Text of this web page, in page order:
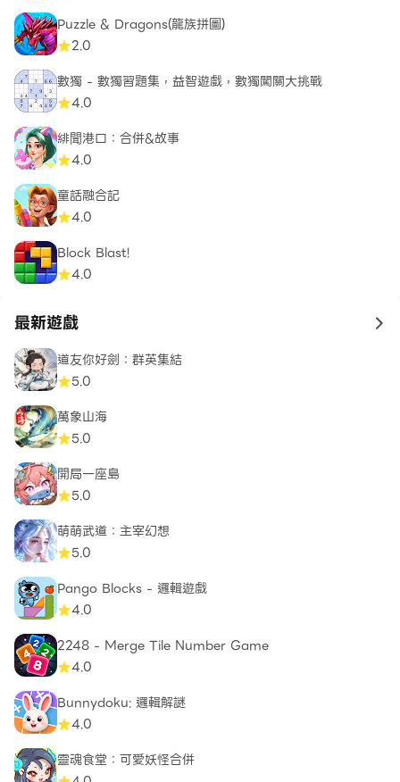
Puzzle & Dragons(龍族拼圖)
2.0
數獨 - 數獨習題集，益智遊戲，數獨闖關大挑戰
4.0
緋聞港口：合併&故事
4.0
童話融合記
4.0
Block Blast!
4.0
最新遊戲 to
道友你好劍：群英集結
5.0
萬象山海
5.0
開局一座島
5.0
萌萌武道：主宰幻想
5.0
Pango Blocks - 邏輯遊戲
4.0
2248 - Merge Tile Number Game
4.0
Bunnydoku: 邏輯解謎
4.0
靈魂食堂：可愛妖怪合併